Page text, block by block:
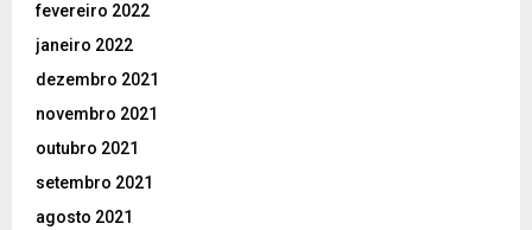
fevereiro 2022
janeiro 2022
dezembro 2021
novembro 2021
outubro 2021
setembro 2021
agosto 2021